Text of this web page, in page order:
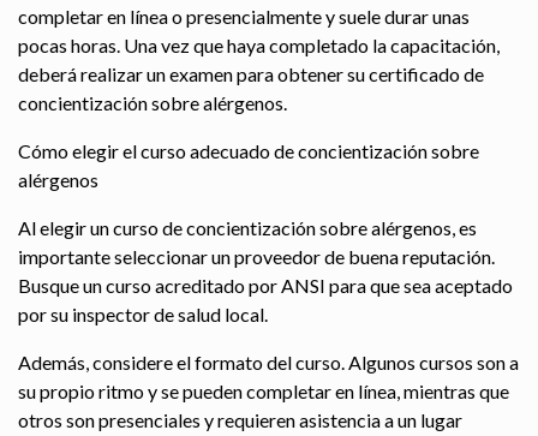
completar en línea o presencialmente y suele durar unas
pocas horas. Una vez que haya completado la capacitación,
deberá realizar un examen para obtener su certificado de
concientización sobre alérgenos.
Cómo elegir el curso adecuado de concientización sobre
alérgenos
Al elegir un curso de concientización sobre alérgenos, es
importante seleccionar un proveedor de buena reputación.
Busque un curso acreditado por ANSI para que sea aceptado
por su inspector de salud local.
Además, considere el formato del curso. Algunos cursos son a
su propio ritmo y se pueden completar en línea, mientras que
otros son presenciales y requieren asistencia a un lugar